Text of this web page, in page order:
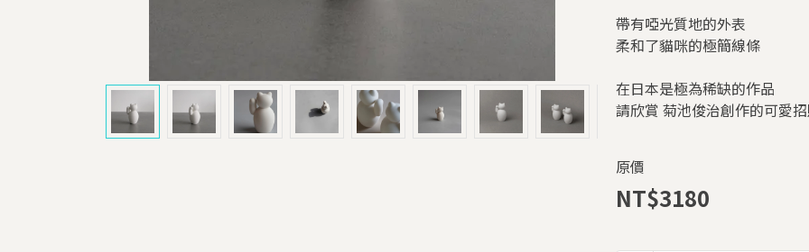
帶有啞光質地的外表
柔和了貓咪的極簡線條
在日本是極為稀缺的作品
請欣賞 菊池俊治創作的可愛
原價
NT$3180